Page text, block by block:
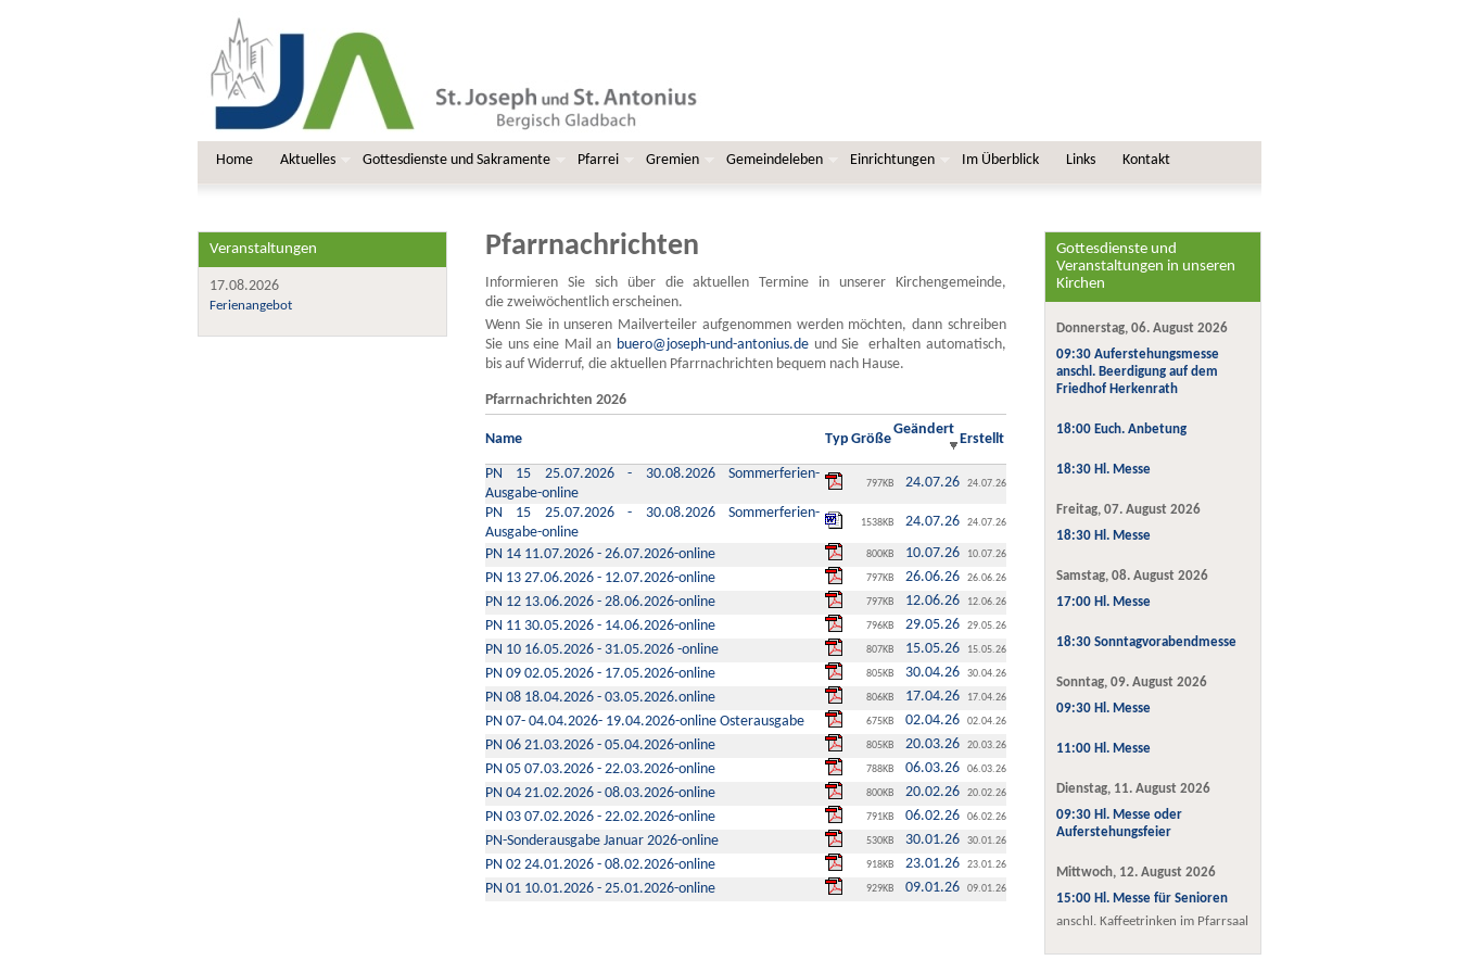
Home Aktuelles Gottesdienste und Sakramente Pfarrei Gremien Gemeindeleben Einrichtungen Im Überblick Links Kontakt
Veranstaltungen
17.08.2026
Ferienangebot
Gottesdienste und
Veranstaltungen in unseren
Kirchen
Donnerstag, 06. August 2026
09:30 Auferstehungsmesse
anschl. Beerdigung auf dem
Friedhof Herkenrath
18:00 Euch. Anbetung
18:30 Hl. Messe
Freitag, 07. August 2026
18:30 Hl. Messe
Samstag, 08. August 2026
17:00 Hl. Messe
18:30 Sonntagvorabendmesse
Sonntag, 09. August 2026
09:30 Hl. Messe
11:00 Hl. Messe
Dienstag, 11. August 2026
09:30 Hl. Messe oder
Auferstehungsfeier
Mittwoch, 12. August 2026
15:00 Hl. Messe für Senioren
anschl. Kaffeetrinken im Pfarrsaal
Pfarrnachrichten
Informieren Sie sich über die aktuellen Termine in unserer Kirchengemeinde,
die zweiwöchentlich erscheinen.
Wenn Sie in unseren Mailverteiler aufgenommen werden möchten, dann schreiben
Sie uns eine Mail an buero@joseph-und-antonius.de und Sie erhalten automatisch,
bis auf Widerruf, die aktuellen Pfarrnachrichten bequem nach Hause.
Pfarrnachrichten 2026
Name Typ Größe
Geändert
Erstellt
PN 15 25.07.2026 - 30.08.2026 Sommerferien-
Ausgabe-online
797KB 24.07.26 24.07.26
PN 15 25.07.2026 - 30.08.2026 Sommerferien-
Ausgabe-online
1538KB 24.07.26 24.07.26
PN 14 11.07.2026 - 26.07.2026-online 800KB 10.07.26 10.07.26
PN 13 27.06.2026 - 12.07.2026-online 797KB 26.06.26 26.06.26
PN 12 13.06.2026 - 28.06.2026-online 797KB 12.06.26 12.06.26
PN 11 30.05.2026 - 14.06.2026-online 796KB 29.05.26 29.05.26
PN 10 16.05.2026 - 31.05.2026 -online 807KB 15.05.26 15.05.26
PN 09 02.05.2026 - 17.05.2026-online 805KB 30.04.26 30.04.26
PN 08 18.04.2026 - 03.05.2026.online 806KB 17.04.26 17.04.26
PN 07- 04.04.2026- 19.04.2026-online Osterausgabe 675KB 02.04.26 02.04.26
PN 06 21.03.2026 - 05.04.2026-online 805KB 20.03.26 20.03.26
PN 05 07.03.2026 - 22.03.2026-online 788KB 06.03.26 06.03.26
PN 04 21.02.2026 - 08.03.2026-online 800KB 20.02.26 20.02.26
PN 03 07.02.2026 - 22.02.2026-online 791KB 06.02.26 06.02.26
PN-Sonderausgabe Januar 2026-online 530KB 30.01.26 30.01.26
PN 02 24.01.2026 - 08.02.2026-online 918KB 23.01.26 23.01.26
PN 01 10.01.2026 - 25.01.2026-online 929KB 09.01.26 09.01.26